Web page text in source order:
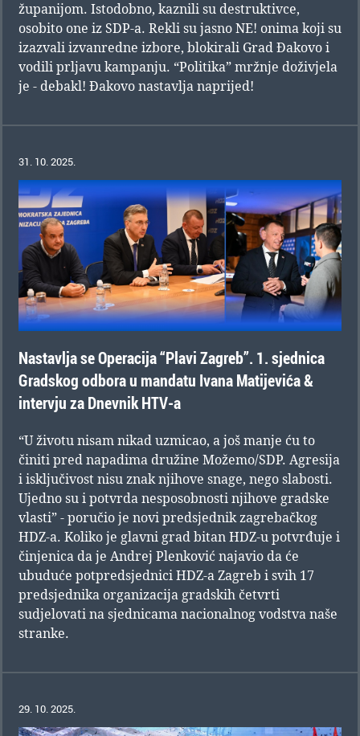
županijom. Istodobno, kaznili su destruktivce,
osobito one iz SDP-a. Rekli su jasno NE! onima koji su
izazvali izvanredne izbore, blokirali Grad Đakovo i
vodili prljavu kampanju. “Politika” mržnje doživjela
je - debakl! Đakovo nastavlja naprijed!
31. 10. 2025.
Nastavlja se Operacija “Plavi Zagreb”. 1. sjednica
Gradskog odbora u mandatu Ivana Matijevića &
intervju za Dnevnik HTV-a
“U životu nisam nikad uzmicao, a još manje ću to
činiti pred napadima družine Možemo/SDP. Agresija
i isključivost nisu znak njihove snage, nego slabosti.
Ujedno su i potvrda nesposobnosti njihove gradske
vlasti” - poručio je novi predsjednik zagrebačkog
HDZ-a. Koliko je glavni grad bitan HDZ-u potvrđuje i
činjenica da je Andrej Plenković najavio da će
ubuduće potpredsjednici HDZ-a Zagreb i svih 17
predsjednika organizacija gradskih četvrti
sudjelovati na sjednicama nacionalnog vodstva naše
stranke.
29. 10. 2025.